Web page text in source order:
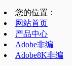
您的位置：
网站首页
产品中心
Adobe非编
Adobe8K非编